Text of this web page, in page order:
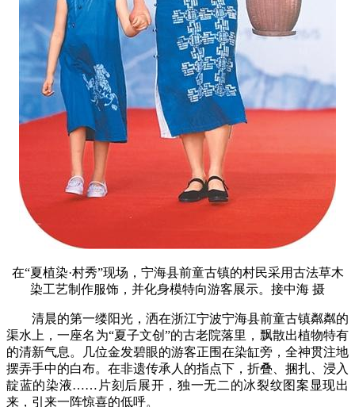
在“夏植染·村秀”现场，宁海县前童古镇的村民采用古法草木
染工艺制作服饰，并化身模特向游客展示。接中海 摄
清晨的第一缕阳光，洒在浙江宁波宁海县前童古镇粼粼的
渠水上，一座名为“夏子文创”的古老院落里，飘散出植物特有
的清新气息。几位金发碧眼的游客正围在染缸旁，全神贯注地
摆弄手中的白布。在非遗传承人的指点下，折叠、捆扎、浸入
靛蓝的染液……片刻后展开，独一无二的冰裂纹图案显现出
来，引来一阵惊喜的低呼。